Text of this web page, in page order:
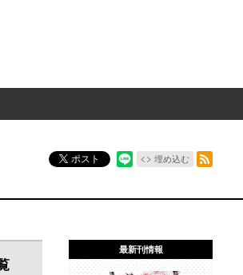
ポスト 埋め込む
最新刊情報